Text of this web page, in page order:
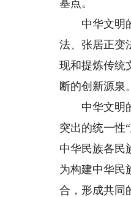
基点。
中华文明的
法、张居正变
现和提炼传统
断的创新源泉。
中华文明的
突出的统一性
中华民族各民
为构建中华民
合，形成共同